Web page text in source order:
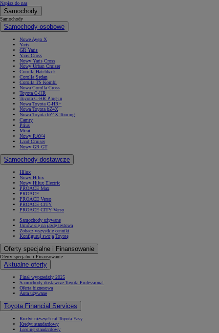
Napisz do nas
Samochody
Samochody
Samochody osobowe
Nowe Aygo X
Yaris
GR Yaris
Yaris Cross
Nowy Yaris Cross
Nowy Urban Cruiser
Corolla Hatchback
Corolla Sedan
Corolla TS Kombi
Nowa Corolla Cross
Toyota C-HR
Toyota C-HR Plug-in
Nowa Toyota C-HR+
Nowa Toyota bZ4X
Nowa Toyota bZ4X Touring
Camry
Prius
Mirai
Nowy RAV4
Land Cruiser
Nowy GR GT
Samochody dostawcze
Hilux
Nowy Hilux
Nowy Hilux Electric
PROACE Max
PROACE
PROACE Verso
PROACE CITY
PROACE CITY Verso
Samochody używane
Umów się na jazdę testową
Zobacz wszystkie cenniki
Konfiguruj swoją Toyotę
Oferty specjalne i Finansowanie
Oferty specjalne i Finansowanie
Aktualne oferty
Finał wyprzedaży 2025
Samochody dostawcze Toyota Professional
Oferta biznesowa
Auta używane
Toyota Financial Services
Kredyt niższych rat Toyota Easy
Kredyt standardowy
Leasing standardowy